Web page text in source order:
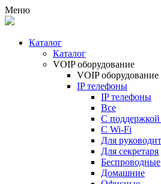
Меню
Каталог
Каталог
VOIP оборудование
VOIP оборудование
IP телефоны
IP телефоны
Все
С поддержкой
C Wi-Fi
Для
Для секретаря
Беспроводные
Домашние